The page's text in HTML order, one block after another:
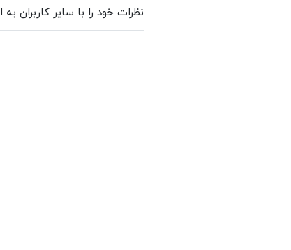
نظرات خود را با سایر کاربران به